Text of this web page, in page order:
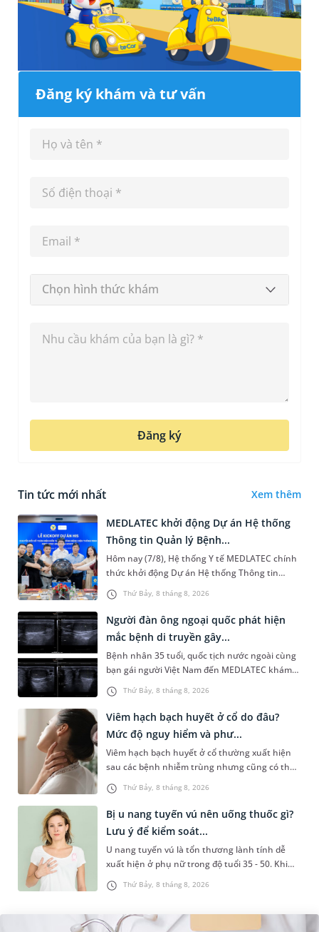
Đăng ký khám và tư vấn
Chọn hình thức khám
Đăng ký
Tin tức mới nhất Xem thêm
Thứ Bảy, 8 tháng 8, 2026
MEDLATEC khởi động Dự án Hệ thống
Thông tin Quản lý Bệnh...
Hôm nay (7/8), Hệ thống Y tế MEDLATEC chính
thức khởi động Dự án Hệ thống Thông tin
Quản lý Bệnh viện (HIS - Hospital Information
System) giai đoạn mới. Dự á...
Thứ Bảy, 8 tháng 8, 2026
Người đàn ông ngoại quốc phát hiện
mắc bệnh di truyền gây...
Bệnh nhân 35 tuổi, quốc tịch nước ngoài cùng
bạn gái người Việt Nam đến MEDLATEC khám
sức khỏe tiền hôn nhân. Qua thăm khám và
làm các xét nghiệm chuyên sâu,...
Thứ Bảy, 8 tháng 8, 2026
Viêm hạch bạch huyết ở cổ do đâu?
Mức độ nguy hiểm và phư...
Viêm hạch bạch huyết ở cổ thường xuất hiện
sau các bệnh nhiễm trùng nhưng cũng có thể
liên quan đến lao hạch hoặc ung thư. Để tìm
hiểu nguyên nhân gây viêm,...
Thứ Bảy, 8 tháng 8, 2026
Bị u nang tuyến vú nên uống thuốc gì?
Lưu ý để kiểm soát...
U nang tuyến vú là tổn thương lành tính dễ
xuất hiện ở phụ nữ trong độ tuổi 35 - 50. Khi
được chẩn đoán mắc bệnh, nhiều người
thường băn khoăn u nang tuyến v...